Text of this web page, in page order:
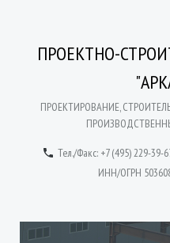
ПРОЕКТНО-
ПРОЕКТИРОВАНИЕ,
 Тел./Факс: +7 (495) 229-39-
ИНН/ОГРН